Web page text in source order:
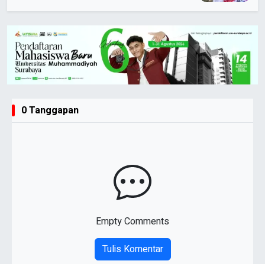
0 Tanggapan
Empty Comments
Tulis Komentar